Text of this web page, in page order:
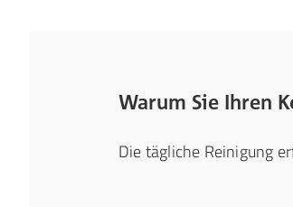
Warum Sie Ihren
Die tägliche Reinigung